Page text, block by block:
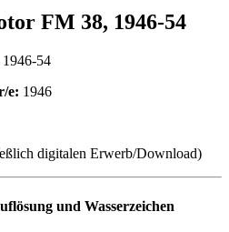
FM 38, 1946-54
54
e: 1946
digitalen Erwerb/Download)
und Wasserzeichen